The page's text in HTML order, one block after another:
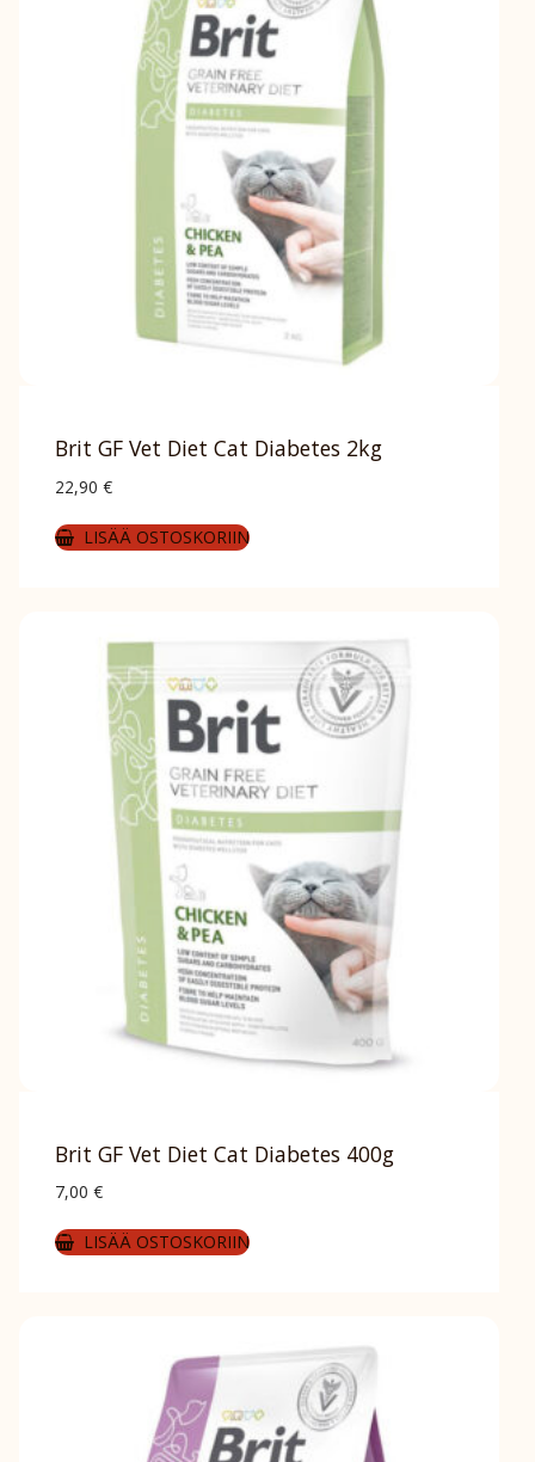
Brit GF Vet Diet Cat Diabetes 2kg
22,90 €
LISÄÄ OSTOSKORIIN
Brit GF Vet Diet Cat Diabetes 400g
7,00 €
LISÄÄ OSTOSKORIIN